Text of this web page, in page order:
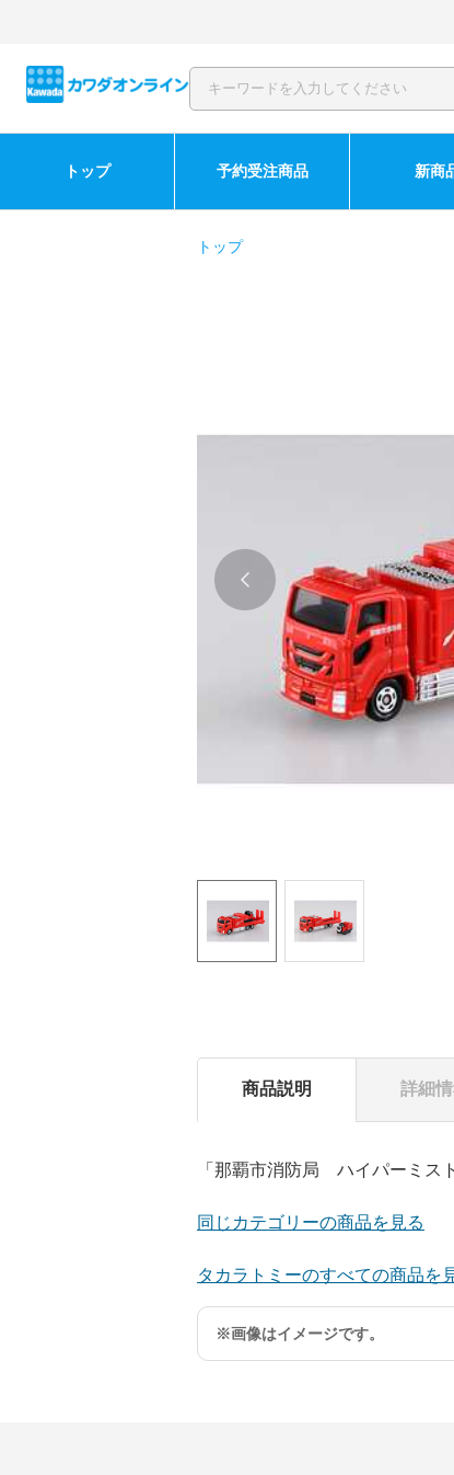
トップ 予約受注商品 新商
トップ
商品説明 詳細
「那覇市消防局 ハイパーミス
同じカテゴリーの商品を見る
タカラトミーのすべての商品を
※画像はイメージです。